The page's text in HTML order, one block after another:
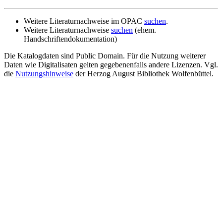
Weitere Literaturnachweise im OPAC suchen.
Weitere Literaturnachweise suchen (ehem.
Handschriftendokumentation)
Die Katalogdaten sind Public Domain. Für die Nutzung weiterer
Daten wie Digitalisaten gelten gegebenenfalls andere Lizenzen. Vgl.
die Nutzungshinweise der Herzog August Bibliothek Wolfenbüttel.